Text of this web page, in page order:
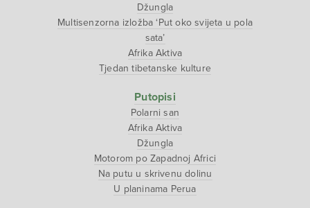
Džungla
Multisenzorna izložba ‘Put oko svijeta u pola
sata’
Afrika Aktiva
Tjedan tibetanske kulture
Putopisi
Polarni san
Afrika Aktiva
Džungla
Motorom po Zapadnoj Africi
Na putu u skrivenu dolinu
U planinama Perua